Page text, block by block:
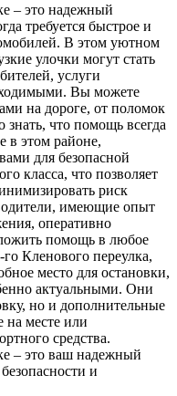
– это надежный
требуется быстрое и
В этом уютном
улочки могут стать
услуги
Вы можете
на дороге, от поломок
что помощь всегда
в этом районе,
для безопасной
класса, что позволяет
риск
имеющие опыт
оперативно
помощь в любое
Кленового переулка,
место для остановки,
актуальными. Они
но и дополнительные
на месте или
средства.
– это ваш надежный
и